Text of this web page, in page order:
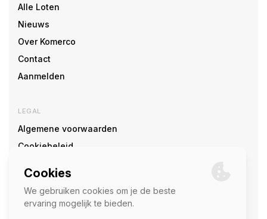
Alle Loten
Nieuws
Over Komerco
Contact
Aanmelden
LEGAL
Algemene voorwaarden
Cookiebeleid
SOCIAL